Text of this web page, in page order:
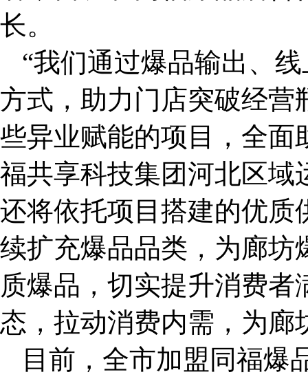
长。
“我们通过爆品输出、
方式，助力门店突破经营
些异业赋能的项目，全面
福共享科技集团河北区域
还将依托项目搭建的优质
续扩充爆品品类，为廊坊
质爆品，切实提升消费
态，拉动消费内需，为廊
目前，全市加盟同福爆